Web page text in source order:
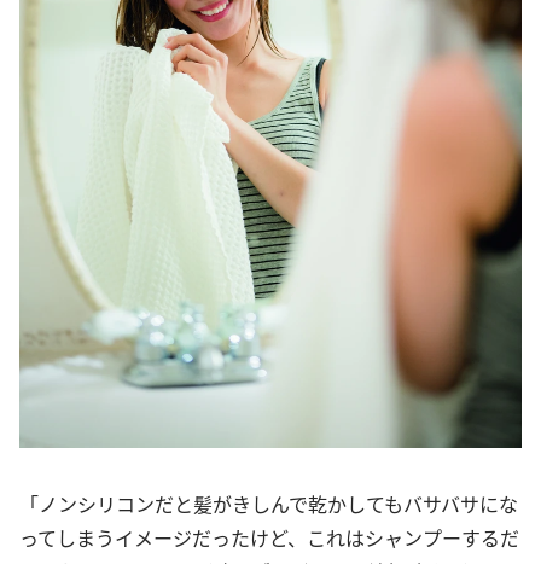
「ノンシリコンだと髪がきしんで乾かしてもバサバサにな
ってしまうイメージだったけど、これはシャンプーするだ